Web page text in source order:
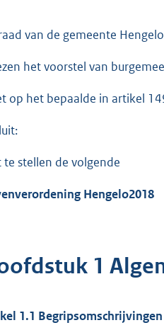
van de gemeente
het voorstel van
op het bepaalde in artikel
te stellen de volgende
Hengelo2018
1
1.1 Begripsomschrijvingen